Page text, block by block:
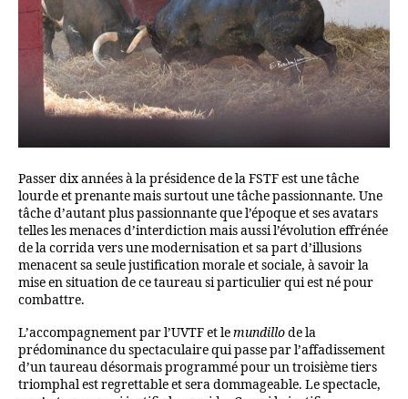
Passer dix années à la présidence de la FSTF est une tâche
lourde et prenante mais surtout une tâche passionnante. Une
tâche d’autant plus passionnante que l’époque et ses avatars
telles les menaces d’interdiction mais aussi l’évolution effrénée
de la corrida vers une modernisation et sa part d’illusions
menacent sa seule justification morale et sociale, à savoir la
mise en situation de ce taureau si particulier qui est né pour
combattre.
L’accompagnement par l’UVTF et lemundillode la
prédominance du spectaculaire qui passe par l’affadissement
d’un taureau désormais programmé pour un troisième tiers
triomphal est regrettable et sera dommageable. Le spectacle,